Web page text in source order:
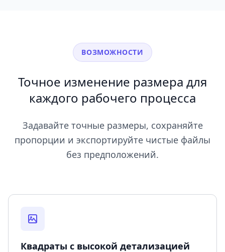
ВОЗМОЖНОСТИ
Точное изменение размера для
каждого рабочего процесса
Задавайте точные размеры, сохраняйте
пропорции и экспортируйте чистые файлы
без предположений.
Квадраты с высокой детализацией